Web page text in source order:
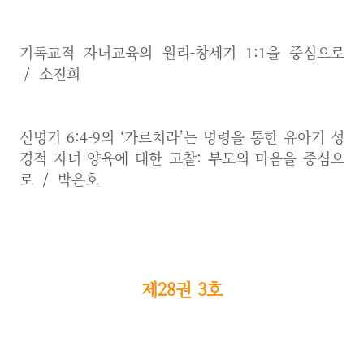
기독교적 자녀교육의 원리-창세기 1:1을 중심으로
/ 소진희
신명기 6:4-9의 ‘가르치라’는 명령을 통한 유아기 성
경적 자녀 양육에 대한 고찰: 부모의 마음을 중심으
로 / 박은호
제28권 3호